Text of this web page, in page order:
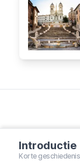
Introductie
Korte geschiedenis